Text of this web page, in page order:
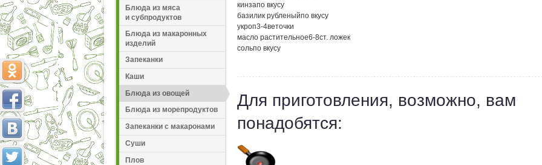
Блюда из мяса
и субпродуктов
Блюда из макаронных
изделий
Запеканки
Каши
Блюда из овощей
Блюда из морепродуктов
Запеканки с макаронами
Суши
Плов
кинзапо вкусу
базилик рубленыйпо вкусу
укроп3-4веточки
масло растительное6-8ст. ложек
сольпо вкусу
Для приготовления, возможно, вам
понадобятся: